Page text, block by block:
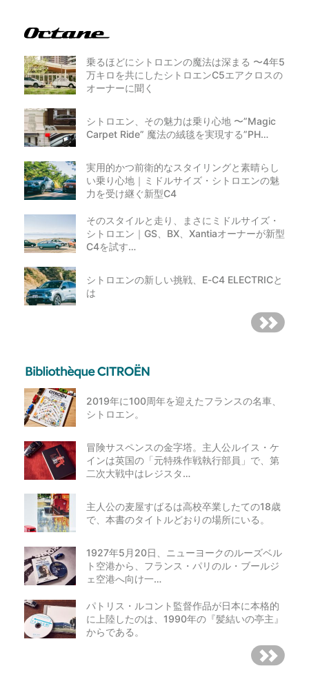
乗るほどにシトロエンの魔法は深まる 〜4年5
万キロを共にしたシトロエンC5エアクロスの
オーナーに聞く
シトロエン、その魅力は乗り心地 〜”Magic
Carpet Ride” 魔法の絨毯を実現する”PH…
実用的かつ前衛的なスタイリングと素晴らし
い乗り心地｜ミドルサイズ・シトロエンの魅
力を受け継ぐ新型C4
そのスタイルと走り、まさにミドルサイズ・
シトロエン｜GS、BX、Xantiaオーナーが新型
C4を試す…
シトロエンの新しい挑戦、E-C4 ELECTRICと
は
2019年に100周年を迎えたフランスの名車、
シトロエン。
冒険サスペンスの金字塔。主人公ルイス・ケ
インは英国の「元特殊作戦執行部員」で、第
二次大戦中はレジスタ…
主人公の麦屋すばるは高校卒業したての18歳
で、本書のタイトルどおりの場所にいる。
1927年5月20日、ニューヨークのルーズベル
ト空港から、フランス・パリのル・ブールジ
ェ空港へ向け一…
パトリス・ルコント監督作品が日本に本格的
に上陸したのは、1990年の『髪結いの亭主』
からである。